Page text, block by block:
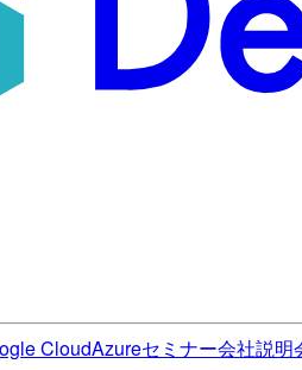
CloudAzureセミナー会社説明